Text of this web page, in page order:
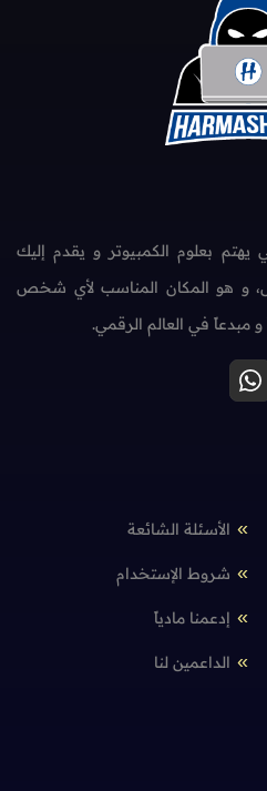
بعلوم الكمبيوتر و يقدم إليك
و هو المكان المناسب لأي شخص
في العالم الرقمي.
الأسئلة الشائعة
شروط الإستخدام
إدعمنا مادياً
الداعمين لنا